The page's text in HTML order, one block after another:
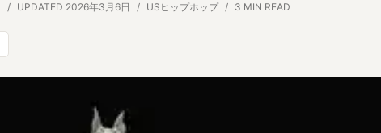
UPDATED 2026年3月6日 USヒップホップ 3 MIN READ